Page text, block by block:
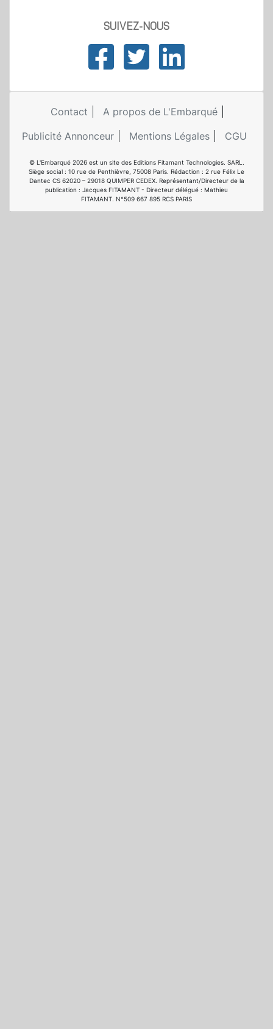
SUIVEZ-NOUS
Contact
A propos de L'Embarqué
Publicité Annonceur
Mentions Légales CGU
© L'Embarqué 2026 est un site des Editions Fitamant Technologies. SARL.
Siège social : 10 rue de Penthièvre, 75008 Paris. Rédaction : 2 rue Félix Le
Dantec CS 62020 – 29018 QUIMPER CEDEX. Représentant/Directeur de la
publication : Jacques FITAMANT - Directeur délégué : Mathieu
FITAMANT. N°509 667 895 RCS PARIS